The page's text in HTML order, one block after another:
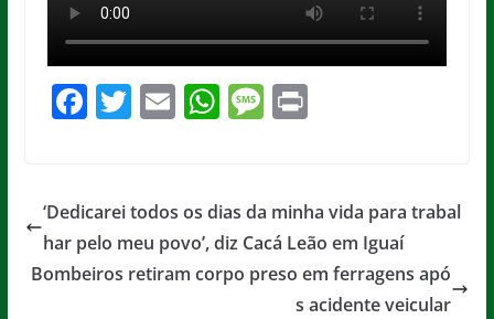
F
e
b
o
T
er
E
l
W
s
A
p
M
a
g
e
Pr
‘Dedicarei todos os dias da minha vida para trabal
har pelo meu povo’, diz Cacá Leão em Iguaí
Bombeiros retiram corpo preso em ferragens apó
s acidente veicular